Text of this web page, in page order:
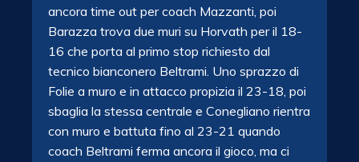
ancora time out per coach Mazzanti, poi
Barazza trova due muri su Horvath per il 18-
16 che porta al primo stop richiesto dal
tecnico bianconero Beltrami. Uno sprazzo di
Folie a muro e in attacco propizia il 23-18, poi
sbaglia la stessa centrale e Conegliano rientra
con muro e battuta fino al 23-21 quando
coach Beltrami ferma ancora il gioco, ma ci